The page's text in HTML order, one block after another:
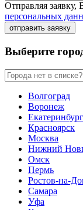
Отправляя заявку,
персональных
отправить заявку
Выберите
Волгоград
Воронеж
Екатеринбург
Красноярск
Москва
Нижний
Омск
Пермь
Ростов-на-
Самара
Уфа